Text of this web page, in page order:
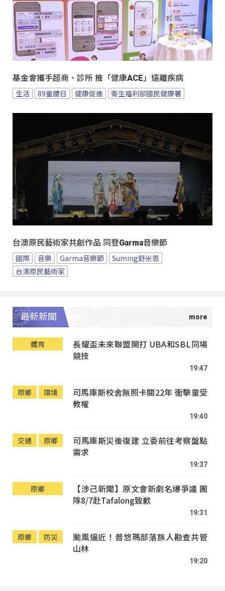
基金會攜手超商、診所 推「健康ACE」遠離疾病
生活 89量腰日 健康促進 衛生福利部國民健康署
台澳原民藝術家共創作品 同登Garma音樂節
國際 音樂 Garma音樂節
Suming舒米恩
台澳原民藝術家
最新新聞
體育
長耀盃未來聯盟開打 UBA和SBL同場
競技
19:47
原鄉 環境
司馬庫斯校舍無照卡關22年 衝擊童受
教權
19:40
交通 原鄉
司馬庫斯災後復建 立委前往考察盤點
需求
19:37
原鄉
【涉己新聞】原文會新劇名爆爭議 團
隊8/7赴Tafalong致歉
19:31
原鄉 防災
颱風逼近！普悠瑪部落族人勘查共管
山林
19:20